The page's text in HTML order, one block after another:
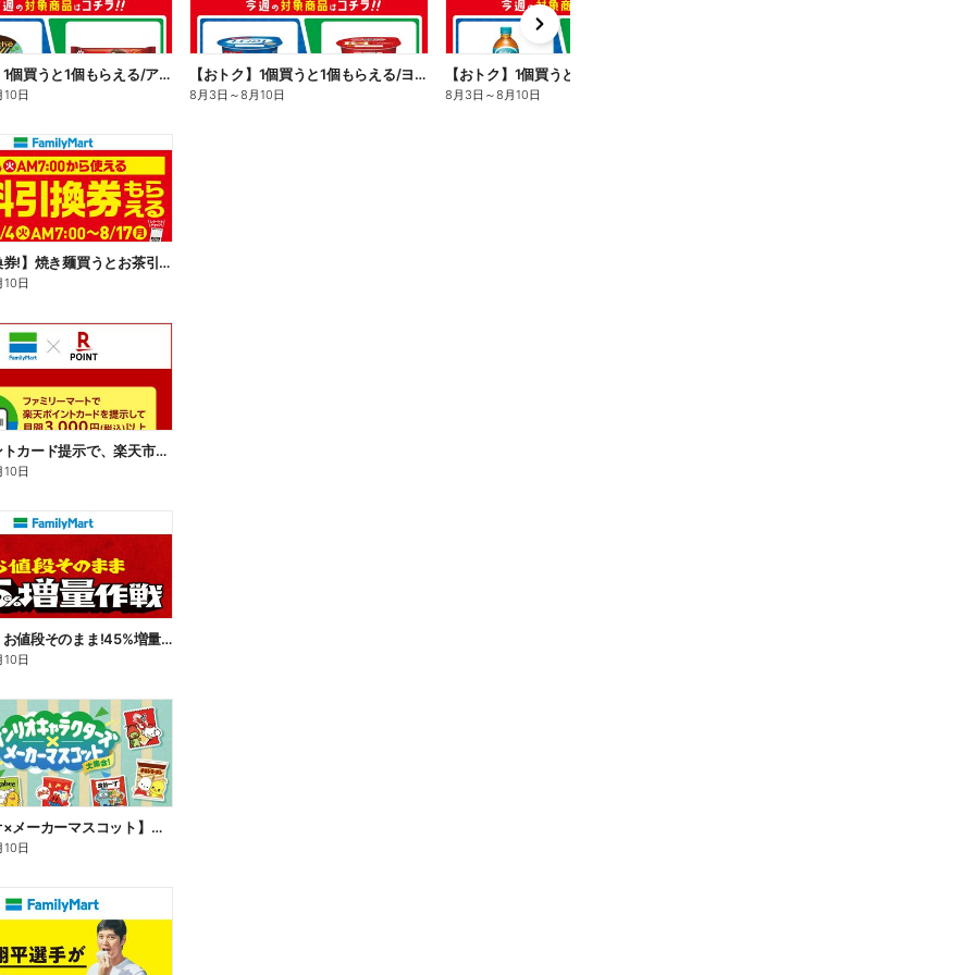
【おトク】1個買うと1個もらえる/アイス
10日
【おトク】1個買うと1個もらえる/ヨーグルト
8月3日 ～8月10日
【おトク】1個買うと1個もらえる/麦茶
8月3日 ～8月10日
e
x
【無料引換券!】焼き麺買うとお茶引換券貰える!
10日
楽天ポイントカード提示で、楽天市場でのお買い物がおトクに!
10日
【おトク】お値段そのまま!45%増量作戦!
10日
【サンリオ×メーカーマスコット】オリジナルグッズ貰える!
10日